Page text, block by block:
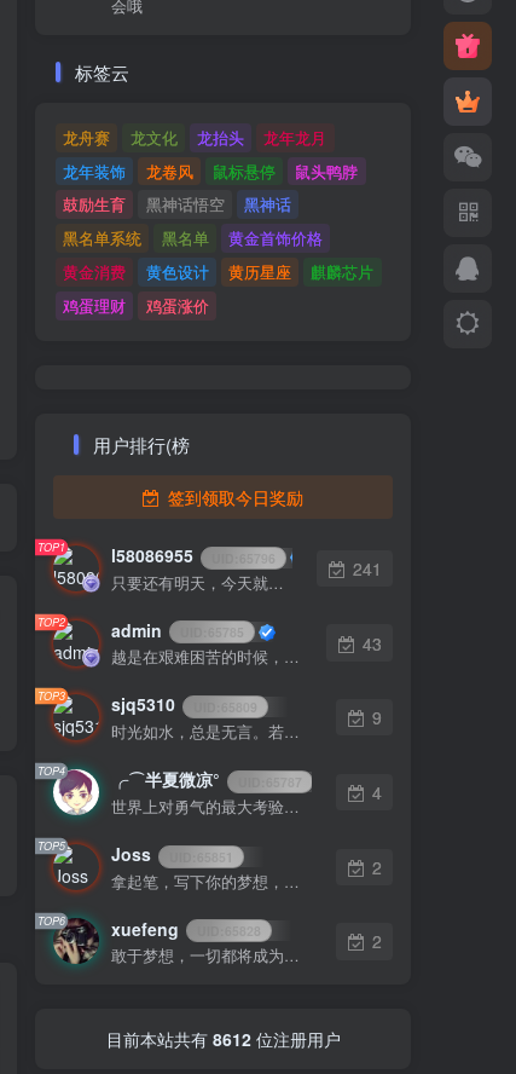
啦啦外卖v45.9至尊稳定运营独立版+App+小程序前端（头像&定位修复版）
会哦
标签云
龙舟赛 龙文化 龙抬头
龙年龙月
龙年装饰
龙卷风 鼠标悬停
鼠头鸭脖
鼓励生育
黑神话悟空
黑神话
黑名单系统
黑名单
黄金首饰价格
黄金消费
黄色设计 黄历星座
麒麟芯片
鸡蛋理财
鸡蛋涨价
用户排行(榜
签到领取今日奖励
TOP1 l58086955
只要还有明天，今天就永远是起跑线
241
TOP2 admin
越是在艰难困苦的时候，我们越是要看到希望
43
TOP3 sjq5310
时光如水，总是无言。若你安好，便是晴天
9
TOP4 ╭⌒半夏微凉°
世界上对勇气的最大考验是忍受失败而不丧失信心
4
TOP5 Joss
拿起笔，写下你的梦想，你的人生就从此刻起航
2
TOP6 xuefeng
敢于梦想，一切都将成为可能
2
目前本站共有 8612位注册用户